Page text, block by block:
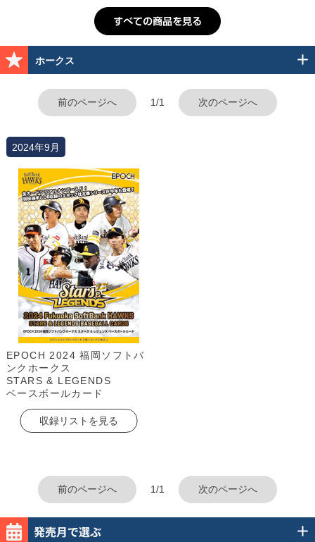
ホークス
前のページへ 1/1 次のページへ
2024年9月
EPOCH 2024 福岡ソフトバ
ンクホークス
STARS & LEGENDS
ベースボールカード
収録リストを見る
前のページへ 1/1 次のページへ